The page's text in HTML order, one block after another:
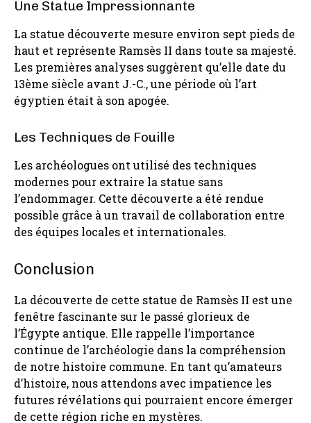
Une Statue Impressionnante
La statue découverte mesure environ sept pieds de
haut et représente Ramsès II dans toute sa majesté.
Les premières analyses suggèrent qu’elle date du
13ème siècle avant J.-C., une période où l’art
égyptien était à son apogée.
Les Techniques de Fouille
Les archéologues ont utilisé des techniques
modernes pour extraire la statue sans
l’endommager. Cette découverte a été rendue
possible grâce à un travail de collaboration entre
des équipes locales et internationales.
Conclusion
La découverte de cette statue de Ramsès II est une
fenêtre fascinante sur le passé glorieux de
l’Égypte antique. Elle rappelle l’importance
continue de l’archéologie dans la compréhension
de notre histoire commune. En tant qu’amateurs
d’histoire, nous attendons avec impatience les
futures révélations qui pourraient encore émerger
de cette région riche en mystères.